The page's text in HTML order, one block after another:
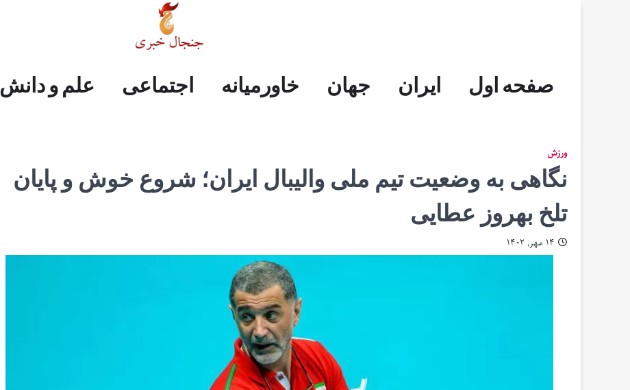
صفحه
ایران
جهان
خاورمیانه
اجتماعی
علم
فرهنگی
صفحه اول ایران جهان خاورمیانه اجتماعی علم و دانش
ورزش
نگاهی به وضعیت تیم ملی والیبال ایران؛ شروع خوش و پایان
تلخ بهروز عطایی
۱۴ مهر, ۱۴۰۲